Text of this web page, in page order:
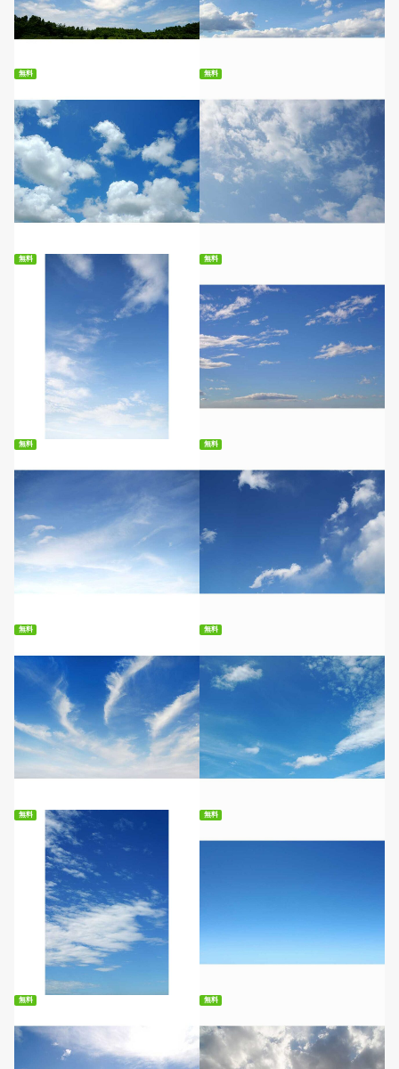
無料ダウンロード 無料ダウンロード
無料
無料ダウンロード
無料
無料ダウンロード
無料
無料ダウンロード
無料
無料ダウンロード
無料
無料ダウンロード
無料
無料ダウンロード
無料
無料ダウンロード
無料
無料ダウンロード
無料
無料ダウンロード
無料
無料 無料